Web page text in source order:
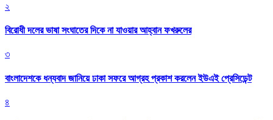
২
বিরোধী দলের ভাষা সংঘাতের দিকে না যাওয়ার আহ্বান ফখরুলের
৩
বাংলাদেশকে ধন্যবাদ জানিয়ে ঢাকা সফরে আগ্রহ প্রকাশ করলেন ইউএই প্রেসিডেন্ট
৪